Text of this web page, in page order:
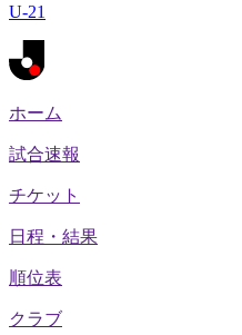
U-21
ホーム
試合速報
チケット
日程・結果
順位表
クラブ